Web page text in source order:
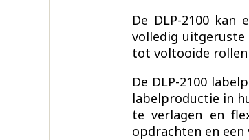
De DLP-2100
volledig uitgeruste
tot voltooide
De DLP-2100
labelproductie in
te verlagen en
opdrachten en